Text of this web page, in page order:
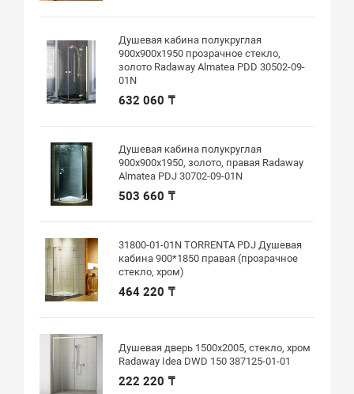
Душевая кабина полукруглая
900х900х1950 прозрачное стекло,
золото Radaway Almatea PDD 30502-09-
01N
632 060 ₸
Душевая кабина полукруглая
900х900х1950, золото, правая Radaway
Almatea PDJ 30702-09-01N
503 660 ₸
31800-01-01N TORRENTA PDJ Душевая
кабина 900*1850 правая (прозрачное
стекло, хром)
464 220 ₸
Душевая дверь 1500х2005, стекло, хром
Radaway Idea DWD 150 387125-01-01
222 220 ₸